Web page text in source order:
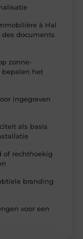
à Hal
des documents
zonne-
bepalen het
ingegraven
als basis
of rechthoekig
branding
voor een